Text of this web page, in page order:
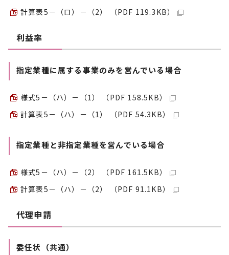
計算表5－（ロ）－（2） （PDF 119.3KB）
利益率
指定業種に属する事業のみを営んでいる場合
様式5－（ハ）－（1） （PDF 158.5KB）
計算表5－（ハ）－（1） （PDF 54.3KB）
指定業種と非指定業種を営んでいる場合
様式5－（ハ）－（2） （PDF 161.5KB）
計算表5－（ハ）－（2） （PDF 91.1KB）
代理申請
委任状（共通）